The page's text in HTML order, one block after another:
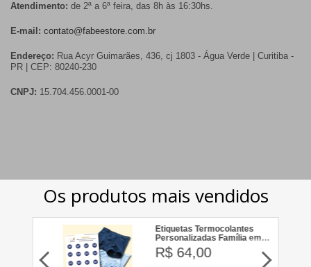
Atendimento: de 2ª a 6ª feira, das 8h às 16:30hs.
E-mail: contato@fabeestore.com.br
Endereço: Rua Acyr Guimarães, 436, cj 1803 - Água Verde | Curitiba -
PR | CEP: 80240-230
CNPJ: 15.704.456.0001-00